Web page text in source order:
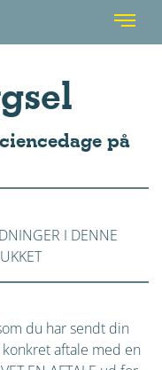
på
I DENNE
du har sendt din
aftale med en